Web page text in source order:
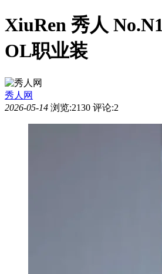
XiuRen 秀人
OL职业装
秀人网
2026-05-14 浏览:2130 评论:2